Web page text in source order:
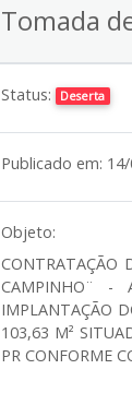
Tomada
Status: Deserta
Publicado em:
Objeto:
CONTRATAÇÃO
CAMPINHO¨ -
IMPLANTAÇÃO
103,63 M²
PR CONFORME